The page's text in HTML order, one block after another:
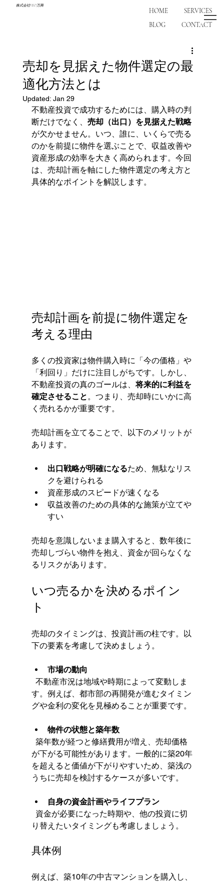
株式会社NEO万興
HOME
SERVICES
BLOG
CONTACT
売却を見据えた物件選定の最
適化方法とは
Updated: Jan 29
不動産投資で成功するためには、購入時の判
断だけでなく、 売却（出口）を見据えた戦略
が欠かせません。いつ、誰に、いくらで売る
のかを前提に物件を選ぶことで、収益改善や
資産形成の効率を大きく高められます。今回
は、売却計画を軸にした物件選定の考え方と
具体的なポイントを解説します。
売却計画を前提に物件選定を
考える理由
多くの投資家は物件購入時に「今の価格」や
「利回り」だけに注目しがちです。しかし、
不動産投資の真のゴールは、将来的に利益を
確定させること 。つまり、売却時にいかに高
く売れるかが重要です。
売却計画を立てることで、以下のメリットが
あります。
出口戦略が明確になるため、無駄なリス
クを避けられる
資産形成のスピードが速くなる
収益改善のための具体的な施策が立てや
すい
売却を意識しないまま購入すると、数年後に
売却しづらい物件を抱え、資金が回らなくな
るリスクがあります。
いつ売るかを決めるポイン
ト
売却のタイミングは、投資計画の柱です。以
下の要素を考慮して決めましょう。
市場の動向
す。例えば、都市部の再開発が進むタイミン
グや金利の変化を見極めることが重要です。
物件の状態と築年数
が下がる可能性があります。一般的に築20年
を超えると価値が下がりやすいため、築浅の
うちに売却を検討するケースが多いです。
自身の資金計画やライフプラン
り替えたいタイミングも考慮しましょう。
具体例
例えば、築10年の中古マンションを購入し、